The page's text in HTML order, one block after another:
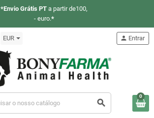
*Envio Grátis PTa partir de100,
- euro.*
EUR
search
person Entrar
0